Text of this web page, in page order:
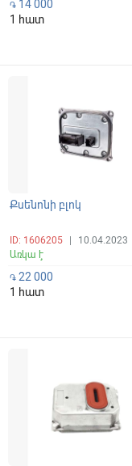
֏ 14 000
1 հատ
Քսենոնի բլոկ
ID: 1606205 10.04.2023
Առկա է
֏ 22 000
1 հատ